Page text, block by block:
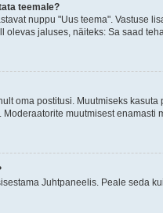
teemale?
nuppu "Uus teema". Vastuse
jaluses, näiteks: Sa saad
oma postitusi. Muutmiseks
muutmisest enamasti
Juhtpaneelis. Peale seda